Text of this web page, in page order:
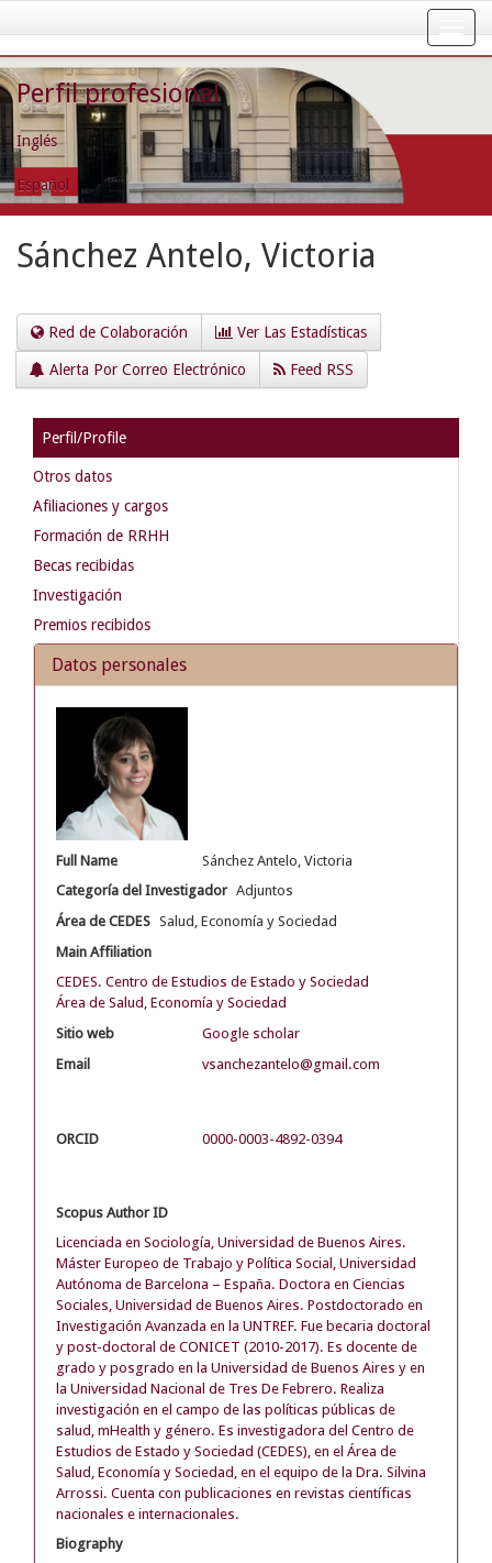
navigation
Perfil profesional
Inglés
Español
Sánchez Antelo, Victoria
Red de Colaboración Ver Las Estadísticas
Alerta Por Correo Electrónico Feed RSS
Perfil/Profile
Otros datos
Afiliaciones y cargos
Formación de RRHH
Becas recibidas
Investigación
Premios recibidos
Datos personales
Full Name
Sánchez Antelo, Victoria
Categoría del Investigador Adjuntos
Área de CEDES Salud, Economía y Sociedad
Main Affiliation
CEDES. Centro de Estudios de Estado y Sociedad
Área de Salud, Economía y Sociedad
Sitio web
Google scholar
Email
vsanchezantelo@gmail.com
ORCID 0000-0003-4892-0394
Scopus Author ID
Licenciada en Sociología, Universidad de Buenos Aires.
Máster Europeo de Trabajo y Política Social, Universidad
Autónoma de Barcelona – España. Doctora en Ciencias
Sociales, Universidad de Buenos Aires. Postdoctorado en
Investigación Avanzada en la UNTREF. Fue becaria doctoral
y post-doctoral de CONICET (2010-2017). Es docente de
grado y posgrado en la Universidad de Buenos Aires y en
la Universidad Nacional de Tres De Febrero. Realiza
investigación en el campo de las políticas públicas de
salud, mHealth y género. Es investigadora del Centro de
Estudios de Estado y Sociedad (CEDES), en el Área de
Salud, Economía y Sociedad, en el equipo de la Dra. Silvina
Arrossi. Cuenta con publicaciones en revistas científicas
nacionales e internacionales.
Biography